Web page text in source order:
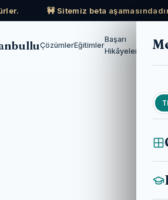
🚧 Sitemiz beta
ÇözümlerEğitimler
Başarı
Hikâyeleri